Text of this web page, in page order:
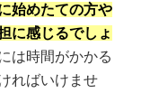
始めたての方や
に感じるでしょ
は時間がかかる
ればいけませ